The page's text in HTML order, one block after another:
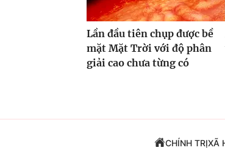
Lần đầu tiên chụp được bề
mặt Mặt Trời với độ phân
giải cao chưa từng có
CHÍNH TRỊXÃ